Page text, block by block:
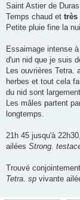
a
g
Saint Astier de Duras
Temps chaud et très
Petite pluie fine la
Essaimage intense
d'un nid que je suis
Les ouvrières Tetra.
herbes et tout cela
du nid sont
Les mâles partent
longtemps.
21h 45 jusqu'à
ailées Strong.
Trouvé
Tetra. sp vivante